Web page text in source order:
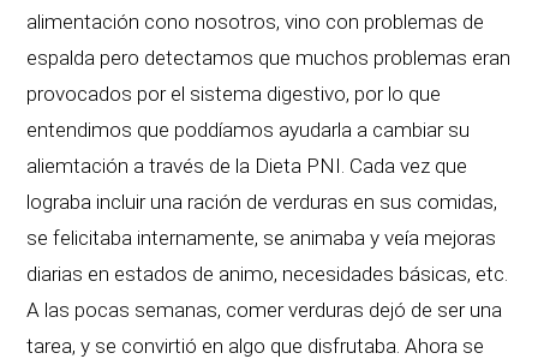
alimentación cono nosotros, vino con problemas de
espalda pero detectamos que muchos problemas eran
provocados por el sistema digestivo, por lo que
entendimos que poddíamos ayudarla a cambiar su
aliemtación a través de la Dieta PNI. Cada vez que
lograba incluir una ración de verduras en sus comidas,
se felicitaba internamente, se animaba y veía mejoras
diarias en estados de animo, necesidades básicas, etc.
A las pocas semanas, comer verduras dejó de ser una
tarea, y se convirtió en algo que disfrutaba. Ahora se